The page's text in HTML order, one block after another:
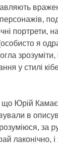
портрети, на
я
зрозуміти,
у стилі
Юрій
в
за
лаконічно, і